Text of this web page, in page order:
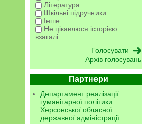
Література
Шкільні підручники
Інше
Не цікавлюся історією
взагалі
Архів голосувань
Партнери
Департамент реалізації
гуманітарної політики
Херсонської обласної
державної адміністрації